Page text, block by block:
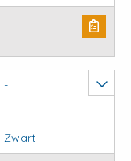
-
Zwart